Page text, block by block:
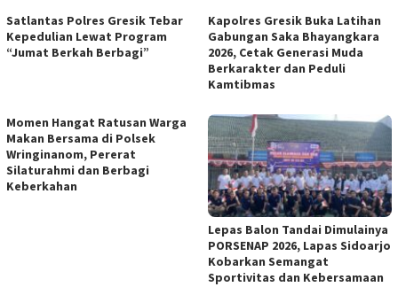
Satlantas Polres Gresik Tebar
Kepedulian Lewat Program
“Jumat Berkah Berbagi”
Kapolres Gresik Buka Latihan
Gabungan Saka Bhayangkara
2026, Cetak Generasi Muda
Berkarakter dan Peduli
Kamtibmas
Momen Hangat Ratusan Warga
Makan Bersama di Polsek
Wringinanom, Pererat
Silaturahmi dan Berbagi
Keberkahan
Lepas Balon Tandai Dimulainya
PORSENAP 2026, Lapas Sidoarjo
Kobarkan Semangat
Sportivitas dan Kebersamaan